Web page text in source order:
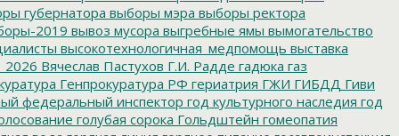
губернатора выборы мэра выборы ректора
2019 вывоз мусора выгребные ямы вымогательство
высокотехнологичная_медпомощь выставка
Вячеслав Пастухов Г.И. Радде гадюка газ
Генпрокуратура РФ гериатрия ГЖИ ГИБДД Гиви
федеральный инспектор год культурного наследия год
голубая сорока Гольдштейн гомеопатия